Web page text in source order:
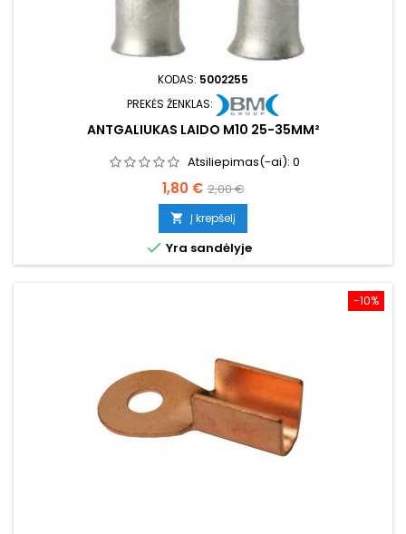
KODAS: 5002255
PREKĖS ŽENKLAS:
ANTGALIUKAS LAIDO M10 25-35MM²
Atsiliepimas(-ai): 0
Kaina
1,80 € Bazinė
kaina
2,00 €
 Į krepšelį
 Yra sandėlyje
−10%